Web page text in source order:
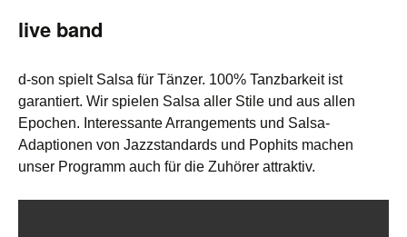
live band
d-son spielt Salsa für Tänzer. 100% Tanzbarkeit ist
garantiert. Wir spielen Salsa aller Stile und aus allen
Epochen. Interessante Arrangements und Salsa-
Adaptionen von Jazzstandards und Pophits machen
unser Programm auch für die Zuhörer attraktiv.